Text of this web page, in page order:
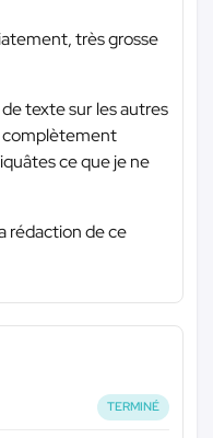
très grosse
texte sur les autres
complètement
ce que je ne
rédaction de ce
TERMINÉ